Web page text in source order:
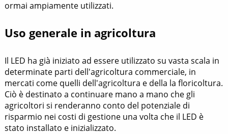
ormai ampiamente utilizzati.
Uso generale in agricoltura
Il LED ha già iniziato ad essere utilizzato su vasta scala in
determinate parti dell'agricoltura commerciale, in
mercati come quelli dell'agricoltura e della la floricoltura.
Ciò è destinato a continuare mano a mano che gli
agricoltori si renderanno conto del potenziale di
risparmio nei costi di gestione una volta che il LED è
stato installato e inizializzato.